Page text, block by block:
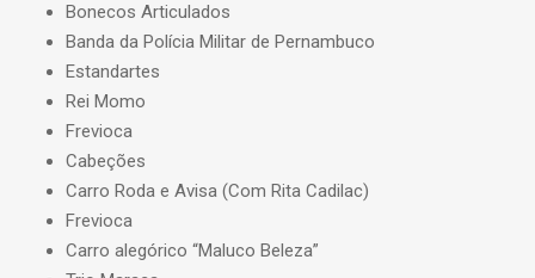
Bonecos Articulados
Banda da Polícia Militar de Pernambuco
Estandartes
Rei Momo
Frevioca
Cabeções
Carro Roda e Avisa (Com Rita Cadilac)
Frevioca
Carro alegórico “Maluco Beleza”